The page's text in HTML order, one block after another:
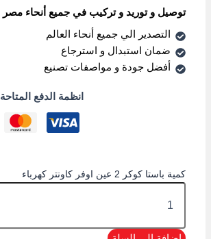
توصيل و توريد و تركيب في جميع أنحاء مصر
التصدير الي جميع أنحاء العالم
ضمان استبدال و استرجاع
أفضل جودة و مواصفات تصنيع
انظمة الدفع المتاحة
كمية باستا كوكر 2 عين اوفر كاونتر كهرباء